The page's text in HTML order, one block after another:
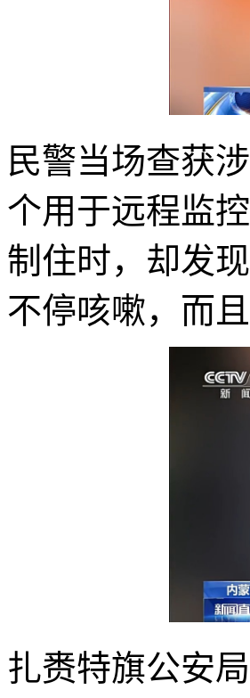
民警当场查获
个用于远程监
制住时，却发
不停咳嗽，而
扎赉特旗公安